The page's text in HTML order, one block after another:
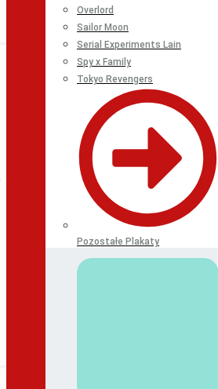
Overlord
Sailor Moon
Serial Experiments Lain
Spy x Family
Tokyo Revengers
Pozostałe Plakaty